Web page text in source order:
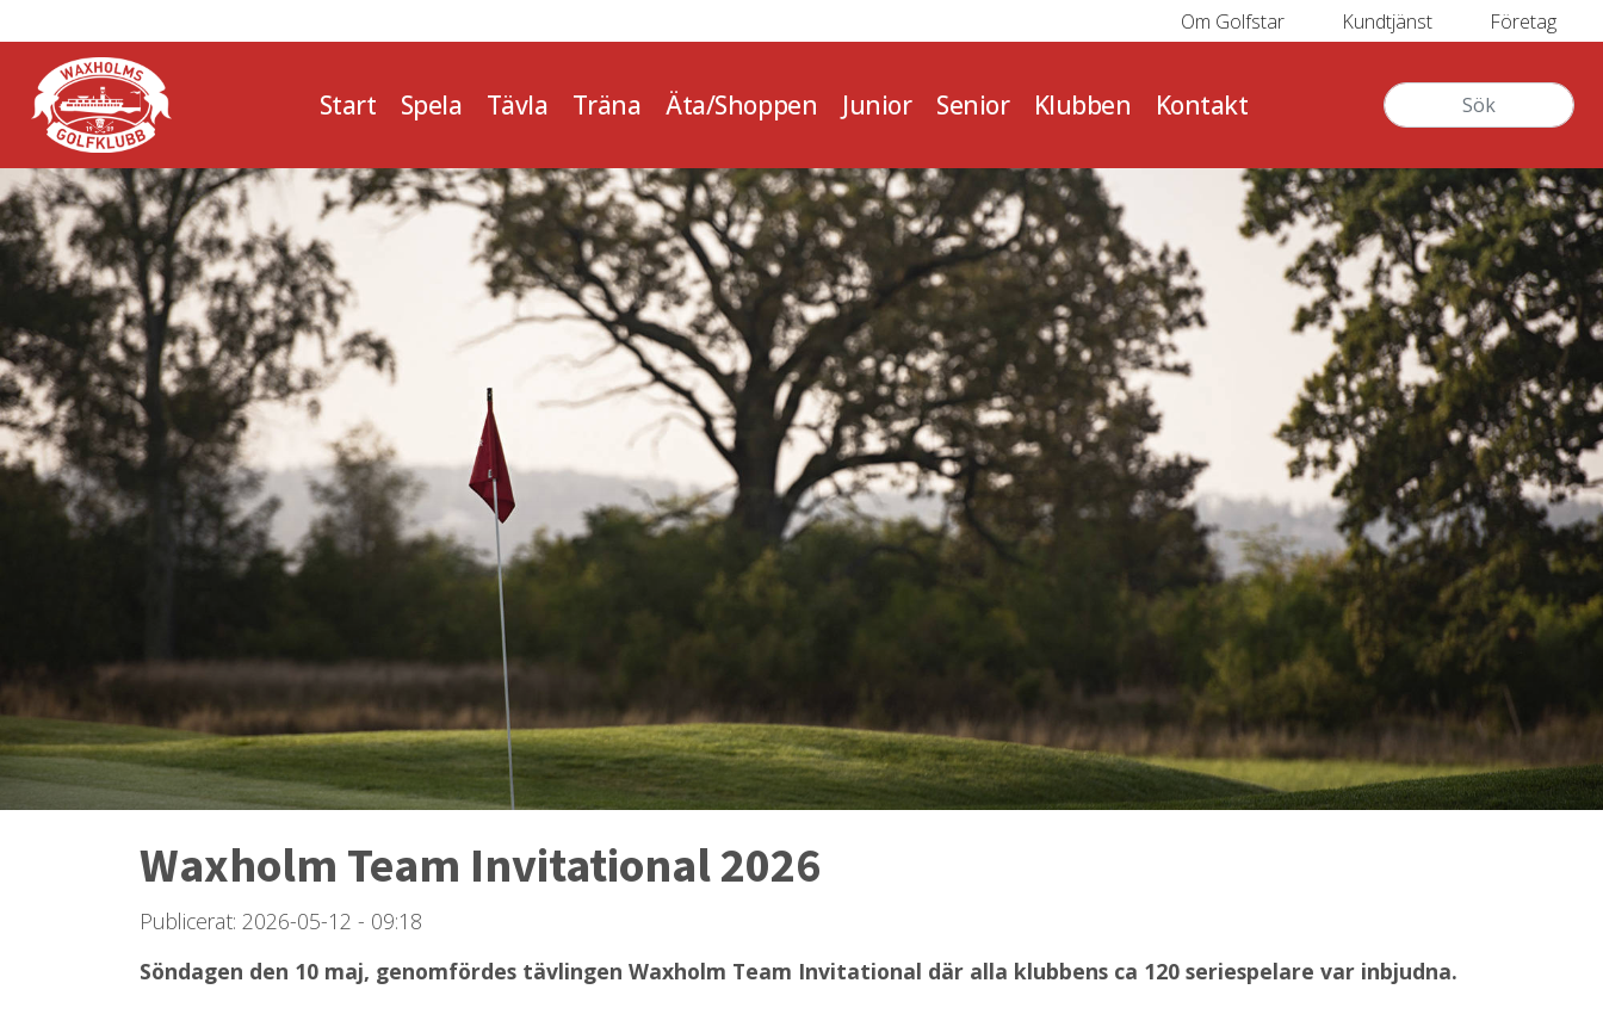
Om Golfstar Kundtjänst Företag
Start Spela Tävla Träna Äta/Shoppen Junior Senior Klubben Kontakt
Waxholm Team Invitational 2026
Publicerat: 2026-05-12 - 09:18
Söndagen den 10 maj, genomfördes tävlingen Waxholm Team Invitational där alla klubbens ca 120 seriespelare var inbjudna.